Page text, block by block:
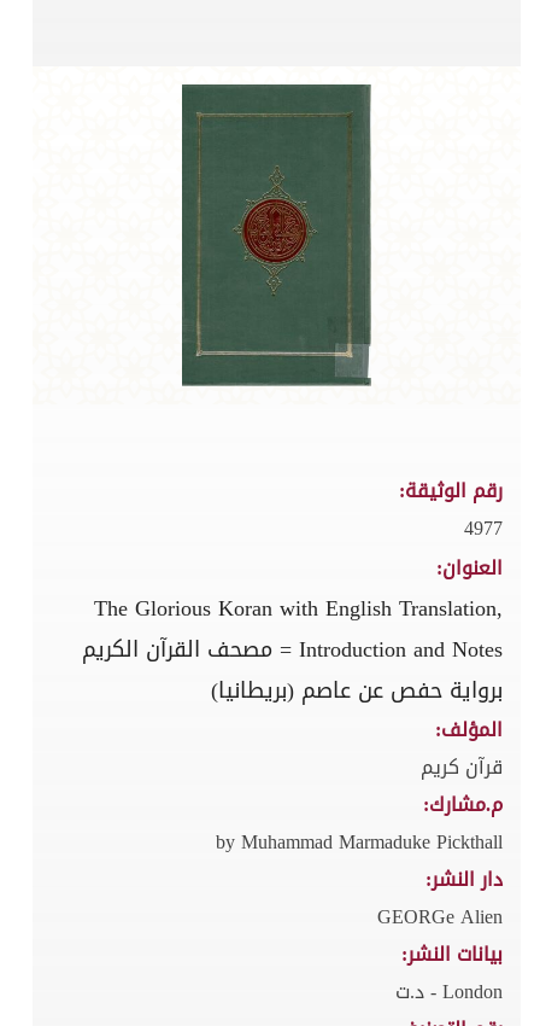
رقم الوثيقة:
4977
العنوان:
The Glorious Koran with English Translation,
Introduction and Notes = مصحف القرآن الكريم
برواية حفص عن عاصم (بريطانيا)
المؤلف:
قرآن كريم
م.مشارك:
by Muhammad Marmaduke Pickthall
دار النشر:
GEORGe Alien
بيانات النشر:
London - د.ت